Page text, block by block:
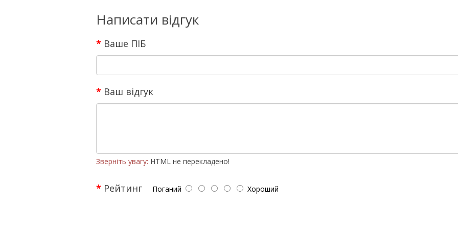
Написати відгук
Ваше ПІБ
Ваш відгук
Зверніть увагу: HTML не перекладено!
Рейтинг Поганий Хороший